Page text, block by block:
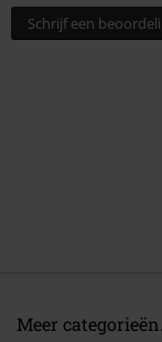
Schrijf een
Meer